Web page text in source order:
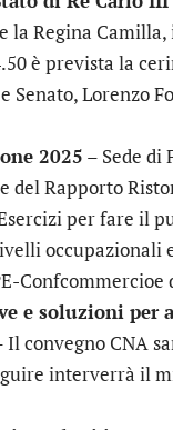
la Regina
è prevista la
Lorenzo
2025 – Sede di
del Rapporto
per fare il
occupazionali
Confcommercioe
e soluzioni per
convegno CNA
interverrà il